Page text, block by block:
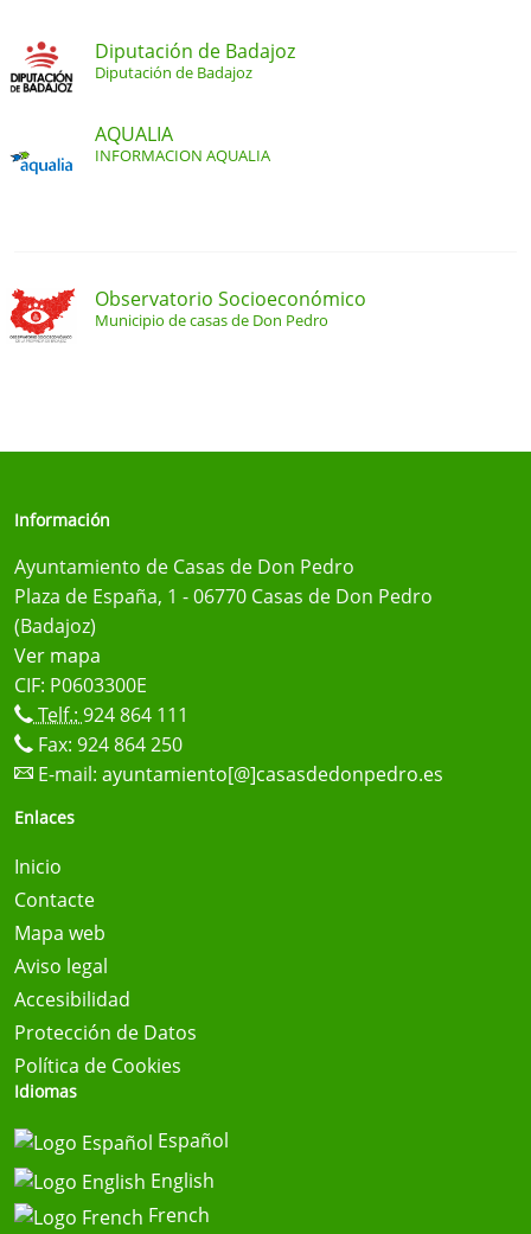
Diputación de Badajoz
Diputación de Badajoz
AQUALIA
INFORMACION AQUALIA
Observatorio Socioeconómico
Municipio de casas de Don Pedro
Información
Ayuntamiento de Casas de Don Pedro
Plaza de España, 1 - 06770 Casas de Don Pedro
(Badajoz)
Ver mapa
CIF: P0603300E
Telf.: 924 864 111
Fax: 924 864 250
E-mail: ayuntamiento[@]casasdedonpedro.es
Enlaces
Inicio
Contacte
Mapa web
Aviso legal
Accesibilidad
Protección de Datos
Política de Cookies
Idiomas
Español
English
French